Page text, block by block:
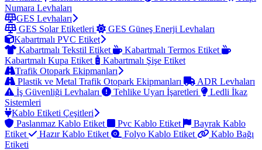
Numara Levhaları
GES Levhaları
GES Solar Etiketleri
GES Güneş Enerji Levhaları
Kabartmalı PVC Etiket
Kabartmalı Tekstil Etiket
Kabartmalı Termos Etiket
Kabartmalı Kupa Etiket
Kabartmalı Şişe Etiket
Trafik Otopark Ekipmanları
Plastik ve Metal Trafik Otopark Ekipmanları
ADR Levhaları
İş Güvenliği Levhaları
Tehlike Uyarı İşaretleri
Ledli İkaz
Sistemleri
Kablo Etiketi Çeşitleri
Paslanmaz Kablo Etiket
Pvc Kablo Etiket
Bayrak Kablo
Etiket
Hazır Kablo Etiket Folyo Kablo Etiket
Kablo Bağı
Etiketi